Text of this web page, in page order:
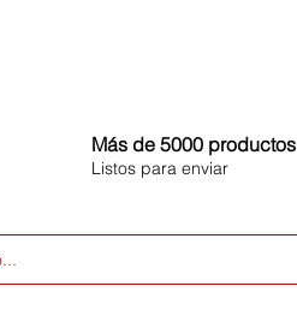
Más de 5000 productos
Listos para enviar